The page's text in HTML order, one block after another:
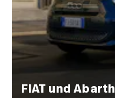
FIAT und Abarth